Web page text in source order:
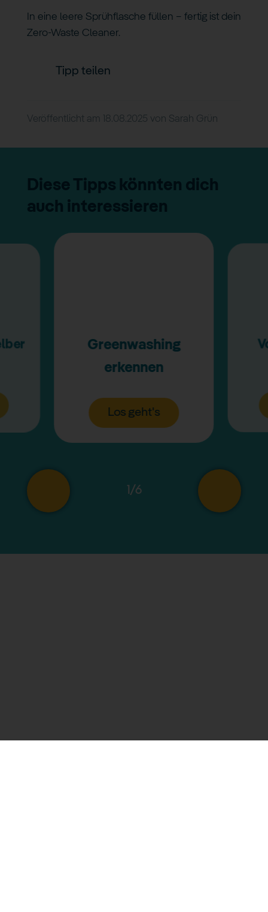
In eine leere Sprühflasche füllen – fertig ist dein
Zero-Waste Cleaner.
Tipp teilen
Veröffentlicht am 18.08.2025 von Sarah Grün
Diese Tipps könnten dich
auch interessieren
Greenwashing
erkennen
Los geht's
/6